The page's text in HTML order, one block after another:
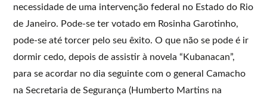
necessidade de uma intervenção federal no Estado do Rio
de Janeiro. Pode-se ter votado em Rosinha Garotinho,
pode-se até torcer pelo seu êxito. O que não se pode é ir
dormir cedo, depois de assistir à novela “Kubanacan”,
para se acordar no dia seguinte com o general Camacho
na Secretaria de Segurança (Humberto Martins na